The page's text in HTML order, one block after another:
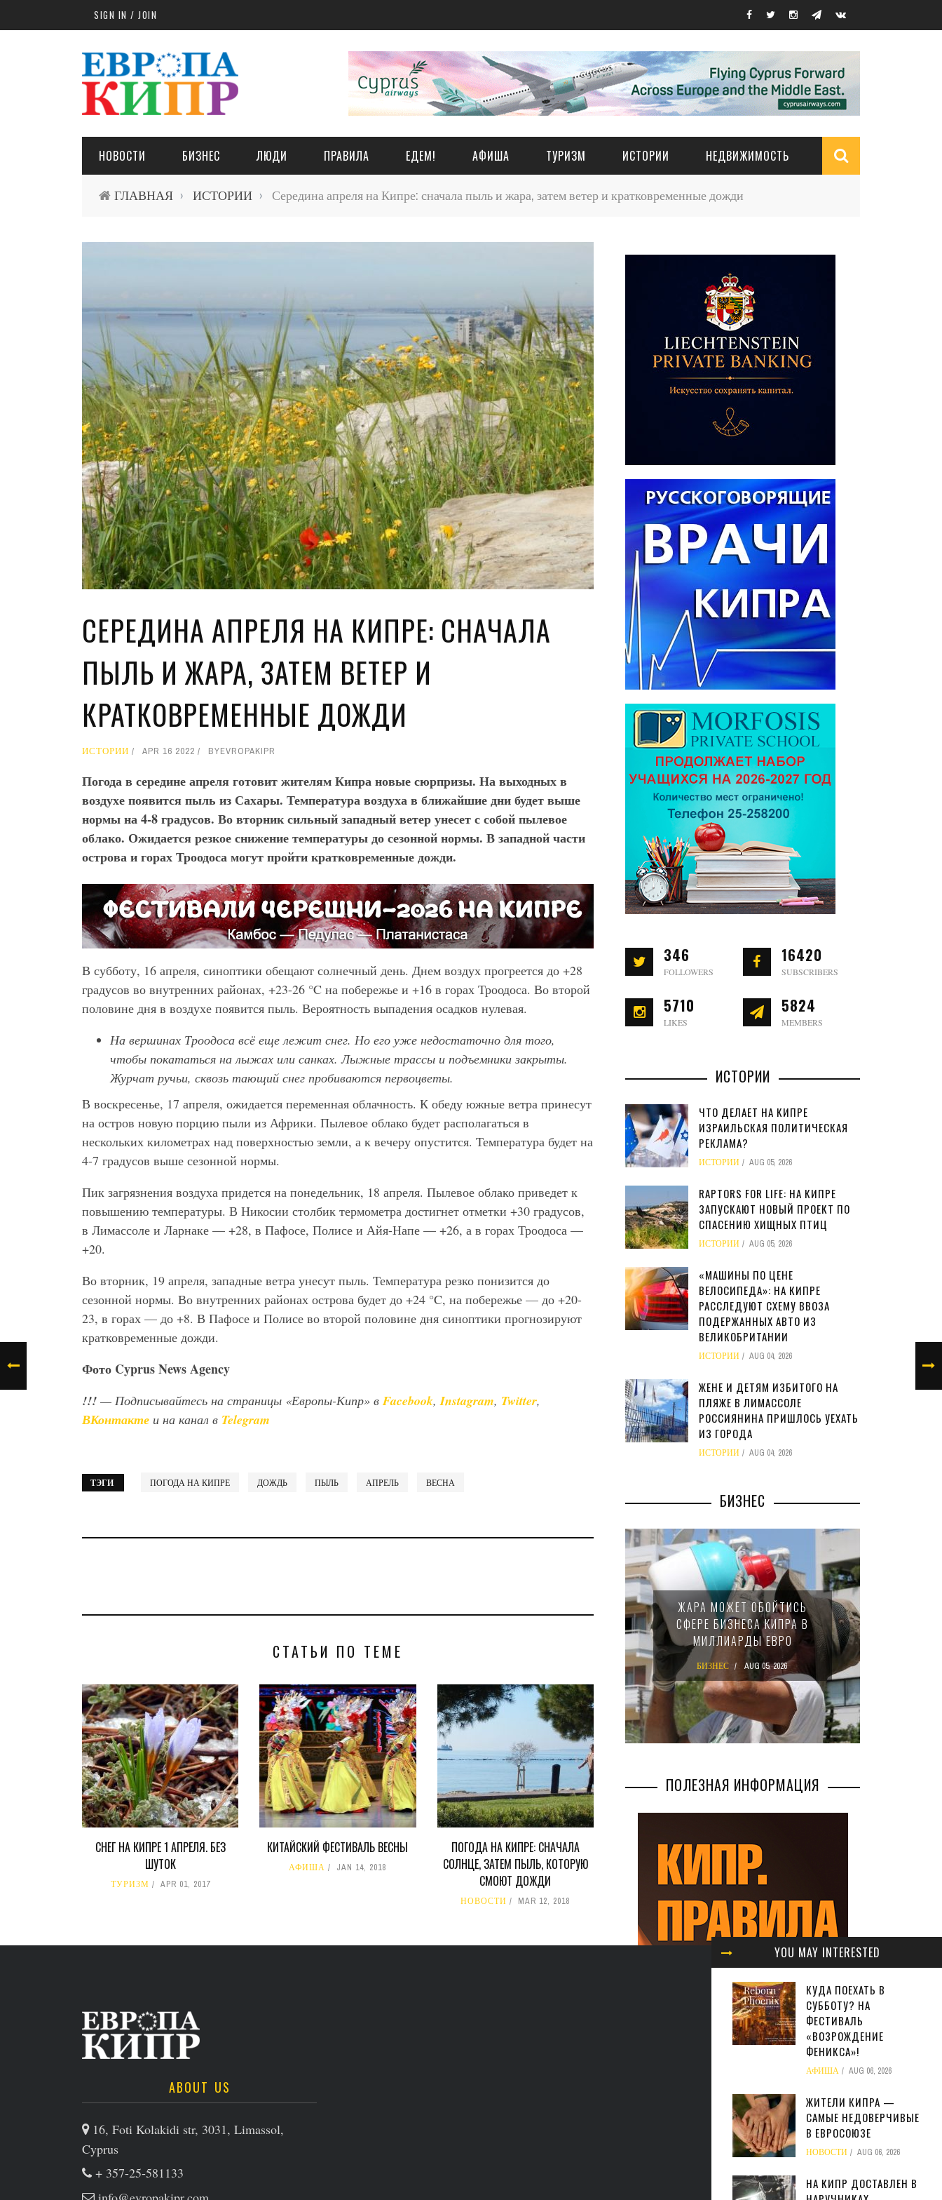
Skip to main contentSIGN IN / JOIN
НОВОСТИ БИЗНЕС ЛЮДИ ПРАВИЛА ЕДЕМ! АФИША ТУРИЗМ ИСТОРИИ НЕДВИЖИМОСТЬ
ГЛАВНАЯ › ИСТОРИИ › Середина апреля на Кипре: сначала пыль и жара, затем ветер и кратковременные дожди
СЕРЕДИНА АПРЕЛЯ НА КИПРЕ: СНАЧАЛА
ПЫЛЬ И ЖАРА, ЗАТЕМ ВЕТЕР И
КРАТКОВРЕМЕННЫЕ ДОЖДИ
ИСТОРИИ APR 16 2022 BYEVROPAKIPR
Погода в середине апреля готовит жителям Кипра новые сюрпризы. На выходных в
воздухе появится пыль из Сахары. Температура воздуха в ближайшие дни будет выше
нормы на 4-8 градусов. Во вторник сильный западный ветер унесет с собой пылевое
облако. Ожидается резкое снижение температуры до сезонной нормы. В западной части
острова и горах Троодоса могут пройти кратковременные дожди.
В субботу, 16 апреля, синоптики обещают солнечный день. Днем воздух прогреется до +28
градусов во внутренних районах, +23-26 °C на побережье и +16 в горах Троодоса. Во второй
половине дня в воздухе появится пыль. Вероятность выпадения осадков нулевая.
На вершинах Троодоса всё еще лежит снег. Но его уже недостаточно для того,
чтобы покататься на лыжах или санках. Лыжные трассы и подъемники закрыты.
Журчат ручьи, сквозь тающий снег пробиваются первоцветы.
В воскресенье, 17 апреля, ожидается переменная облачность. К обеду южные ветра принесут
на остров новую порцию пыли из Африки. Пылевое облако будет располагаться в
нескольких километрах над поверхностью земли, а к вечеру опустится. Температура будет на
4-7 градусов выше сезонной нормы.
Пик загрязнения воздуха придется на понедельник, 18 апреля. Пылевое облако приведет к
повышению температуры. В Никосии столбик термометра достигнет отметки +30 градусов,
в Лимассоле и Ларнаке — +28, в Пафосе, Полисе и Айя-Напе — +26, а в горах Троодоса —
+20.
Во вторник, 19 апреля, западные ветра унесут пыль. Температура резко понизится до
сезонной нормы. Во внутренних районах острова будет до +24 °C, на побережье — до +20-
23, в горах — до +8. В Пафосе и Полисе во второй половине дня синоптики прогнозируют
кратковременные дожди.
Фото CyprusNewsAgency
!!! — Подписывайтесь на страницы «Европы-Кипр» вFacebook,Instagram, Twitter,
ВКонтакте и на канал в Telegram
ТЭГИ ПОГОДА НА КИПРЕ ДОЖДЬ ПЫЛЬ АПРЕЛЬ ВЕСНА
СТАТЬИ ПО ТЕМЕ
СНЕГ НА КИПРЕ 1 АПРЕЛЯ. БЕЗ
ШУТОК
ТУРИЗМ APR 01, 2017
КИТАЙСКИЙ ФЕСТИВАЛЬ ВЕСНЫ
АФИША JAN 14, 2018
ПОГОДА НА КИПРЕ: СНАЧАЛА
СОЛНЦЕ, ЗАТЕМ ПЫЛЬ, КОТОРУЮ
СМОЮТ ДОЖДИ
НОВОСТИ MAR 12, 2018
YOU MAY INTERESTED
КУДА ПОЕХАТЬ В
СУББОТУ? НА
ФЕСТИВАЛЬ
«ВОЗРОЖДЕНИЕ
ФЕНИКСА»!
АФИША AUG 06, 2026
ЖИТЕЛИ КИПРА —
САМЫЕ НЕДОВЕРЧИВЫЕ
В ЕВРОСОЮЗЕ
НОВОСТИ AUG 06, 2026
НА КИПР ДОСТАВЛЕН В
346
FOLLOWERS
16420
SUBSCRIBERS
5710
LIKES
5824
MEMBERS
ИСТОРИИ
ЧТО ДЕЛАЕТ НА КИПРЕ
ИЗРАИЛЬСКАЯ ПОЛИТИЧЕСКАЯ
РЕКЛАМА?
ИСТОРИИ AUG 05, 2026
RAPTORS FOR LIFE: НА КИПРЕ
ЗАПУСКАЮТ НОВЫЙ ПРОЕКТ ПО
СПАСЕНИЮ ХИЩНЫХ ПТИЦ
ИСТОРИИ AUG 05, 2026
«МАШИНЫ ПО ЦЕНЕ
ВЕЛОСИПЕДА»: НА КИПРЕ
РАССЛЕДУЮТ СХЕМУ ВВОЗА
ПОДЕРЖАННЫХ АВТО ИЗ
ВЕЛИКОБРИТАНИИ
ИСТОРИИ AUG 04, 2026
ЖЕНЕ И ДЕТЯМ ИЗБИТОГО НА
ПЛЯЖЕ В ЛИМАССОЛЕ
РОССИЯНИНА ПРИШЛОСЬ УЕХАТЬ
ИЗ ГОРОДА
ИСТОРИИ AUG 04, 2026
БИЗНЕС
ДОБЫЧУ ГАЗА НА
ЖАРА МОЖЕТ ОБОЙТИСЬ
СФЕРЕ БИЗНЕСА КИПРА В
МИЛЛИАРДЫ ЕВРО
БИЗНЕС AUG 05, 2026
ПОЛЕЗНАЯ ИНФОРМАЦИЯ
ABOUT US
16, Foti Kolakidi str, 3031, Limassol,
Cyprus
+ 357-25-581133